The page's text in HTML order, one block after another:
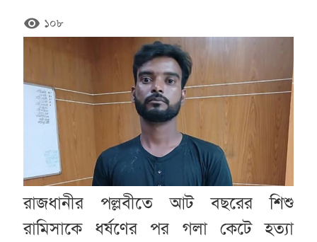
remove_red_eye ১০৮
রাজধানীর পল্লবীতে আট বছরের শিশু
রামিসাকে ধর্ষণের পর গলা কেটে হত্যা